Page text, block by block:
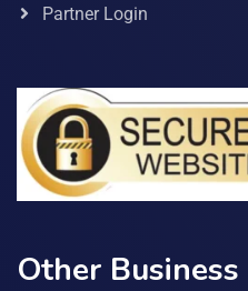
Partner Login
Other Business